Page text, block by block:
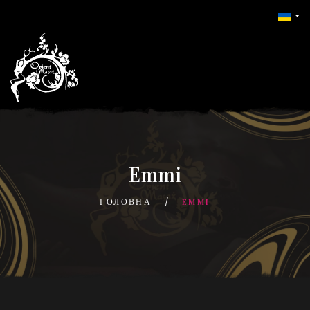
Emmi
ГОЛОВНА EMMI